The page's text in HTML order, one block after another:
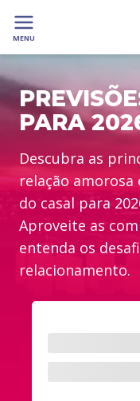
MENU
PARA
Descubra as
relação amorosa
do casal para
Aproveite as
entenda os
relacionamento.